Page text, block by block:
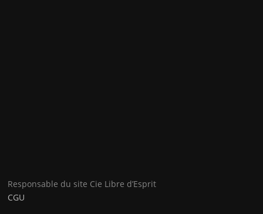
Responsable du site Cie Libre d’Esprit
CGU